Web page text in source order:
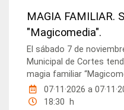
MAGIA FAMILIAR.
"Magicomedia".
El sábado 7 de
Municipal de Cortes
magia familiar
07·11·2026a
18:30 h